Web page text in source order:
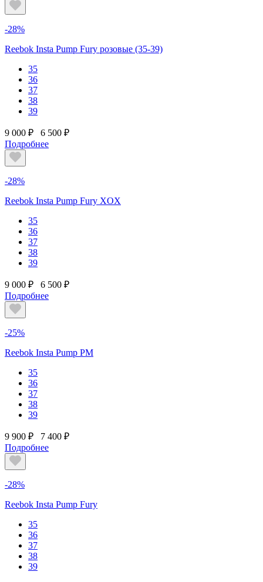
-28%
Reebok Insta Pump Fury розовые (35-39)
35
36
37
38
39
9 000 ₽
6 500 ₽
Подробнее
-28%
Reebok Insta Pump Fury XOX
35
36
37
38
39
9 000 ₽
6 500 ₽
Подробнее
-25%
Reebok Insta Pump PM
35
36
37
38
39
9 900 ₽
7 400 ₽
Подробнее
-28%
Reebok Insta Pump Fury
35
36
37
38
39